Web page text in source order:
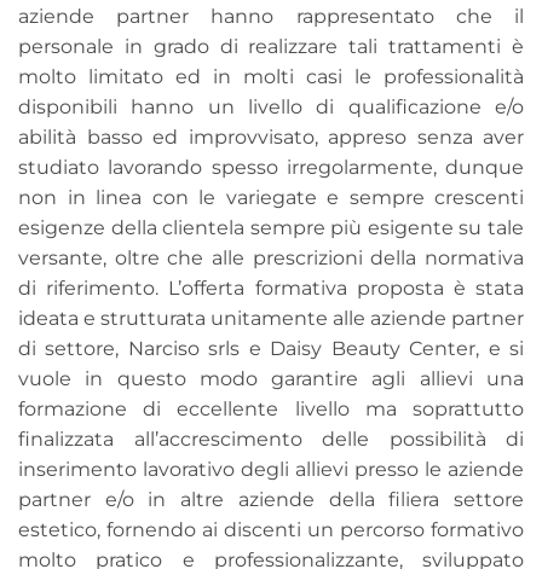
aziende partner hanno rappresentato che il
personale in grado di realizzare tali trattamenti è
molto limitato ed in molti casi le professionalità
disponibili hanno un livello di qualificazione e/o
abilità basso ed improvvisato, appreso senza aver
studiato lavorando spesso irregolarmente, dunque
non in linea con le variegate e sempre crescenti
esigenze della clientela sempre più esigente su tale
versante, oltre che alle prescrizioni della normativa
di riferimento. L’offerta formativa proposta è stata
ideata e strutturata unitamente alle aziende partner
di settore, Narciso srls e Daisy Beauty Center, e si
vuole in questo modo garantire agli allievi una
formazione di eccellente livello ma soprattutto
finalizzata all’accrescimento delle possibilità di
inserimento lavorativo degli allievi presso le aziende
partner e/o in altre aziende della filiera settore
estetico, fornendo ai discenti un percorso formativo
molto pratico e professionalizzante, sviluppato